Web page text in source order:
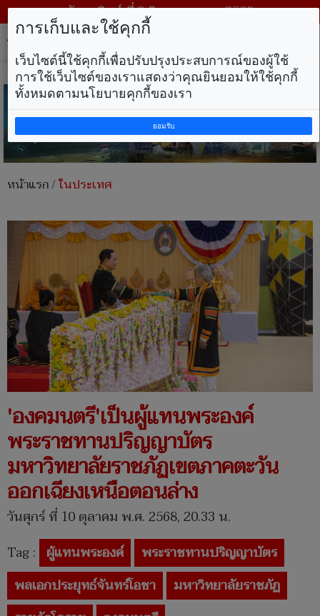
วันอาทิตย์ ที่ 9 สิงหาคม พ.ศ. 2569
หน้าแรก/ในประเทศ
'องคมนตรี'เป็นผู้แทนพระองค์
พระราชทานปริญญาบัตร
มหาวิทยาลัยราชภัฏเขตภาคตะวัน
ออกเฉียงเหนือตอนล่าง
วันศุกร์ ที่ 10 ตุลาคม พ.ศ. 2568, 20.33 น.
Tag : ผู้แทนพระองค์
พระราชทานปริญญาบัตร
พลเอกประยุทธ์จันทร์โอชา
มหาวิทยาลัยราชภัฏ
การเก็บและใช้คุกกี้
เว็บไซต์นี้ใช้คุกกี้เพื่อปรับปรุงประสบการณ์ของผู้ใช้
การใช้เว็บไซต์ของเราแสดงว่าคุณยินยอมให้ใช้คุกกี้
ทั้งหมดตามนโยบายคุกกี้ของเรา
ยอมรับ